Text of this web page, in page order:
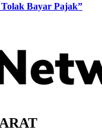
Bayar Pajak”